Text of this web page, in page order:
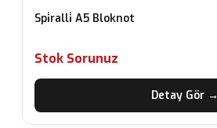
Spi̇ralli̇ A5 Bloknot
Stok Sorunuz
Detay Gör →